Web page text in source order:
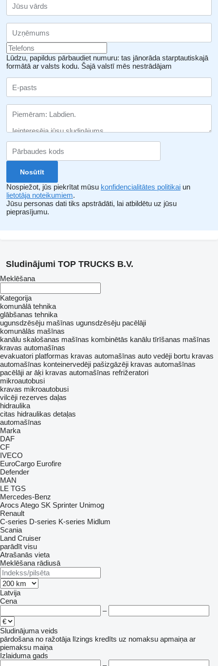
Lūdzu, papildus pārbaudiet numuru: tas jānorāda starptautiskajā
formātā ar valsts kodu. Šajā valstī mēs nestrādājam
Nospiežot, jūs piekrītat mūsu konfidencialitātes politikai un
lietotāja noteikumiem.
Jūsu personas dati tiks apstrādāti, lai atbildētu uz jūsu
pieprasījumu.
Sludinājumi TOP TRUCKS B.V.
Meklēšana
Kategorija
komunālā tehnika
glābšanas tehnika
ugunsdzēsēju mašīnas ugunsdzēsēju pacēlāji
komunālās mašīnas
kanālu skalošanas mašīnas kombinētās kanālu tīrīšanas mašīnas
kravas automašīnas
evakuatori platformas kravas automašīnas auto vedēji bortu kravas
automašīnas konteinervedēji pašizgāzēji kravas automašīnas
pacēlāji ar āķi kravas automašīnas refrižeratori
mikroautobusi
kravas mikroautobusi
vilcēji rezerves daļas
hidraulika
citas hidraulikas detaļas
automašīnas
Marka
DAF
CF
IVECO
EuroCargo Eurofire
Defender
MAN
LE TGS
Mercedes-Benz
Arocs Atego SK Sprinter Unimog
Renault
C-series D-series K-series Midlum
Scania
Land Cruiser
parādīt visu
Atrašanās vieta
Meklēšana rādiusā
Latvija
Cena
–
Sludinājuma veids
pārdošana no ražotāja līzings kredīts uz nomaksu apmaiņa ar
piemaksu maiņa
Izlaiduma gads